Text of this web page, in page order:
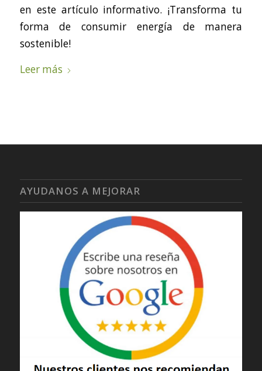
en este artículo informativo. ¡Transforma tu
forma de consumir energía de manera
sostenible!
Leer más
AYUDANOS A MEJORAR